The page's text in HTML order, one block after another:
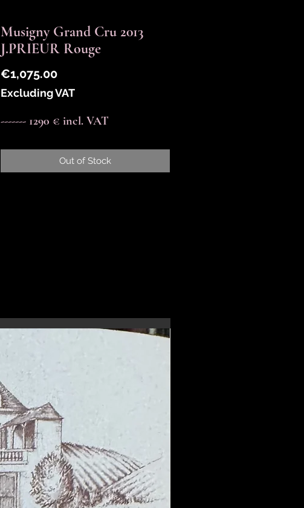
Musigny Grand Cru 2013
J.PRIEUR Rouge
€1,075.00Price
Excluding VAT
------- 1290 € incl. VAT
Out of Stock